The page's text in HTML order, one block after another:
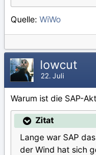
Quelle: WiWo
lowcut
22. Juli
Warum ist die SAP-
Zitat
Lange war SAP
der Wind hat sich